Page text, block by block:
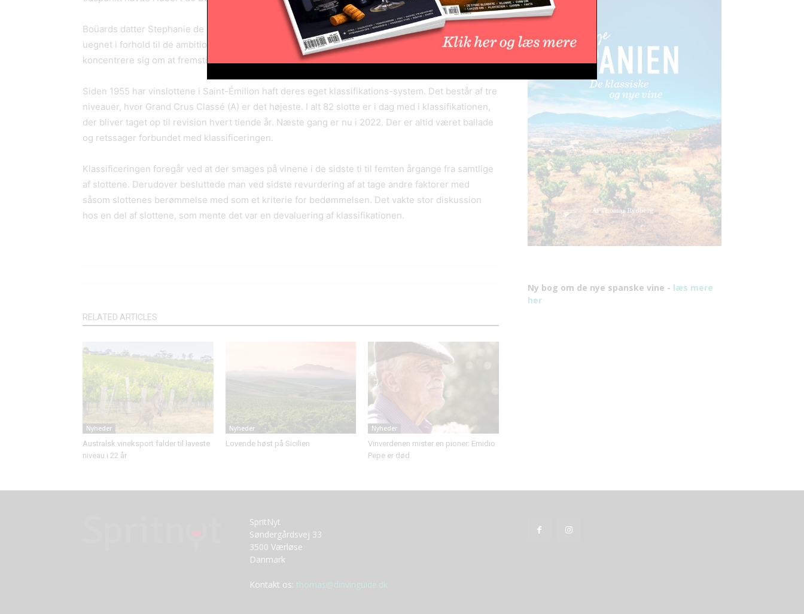
Boüards datter Stephanie de Boüard-Rivoal har været ude og sige, at det nuværende system er
uegnet i forhold til de ambitioner man har for slottet fremover og at man nu i stedet vil
koncentrere sig om at fremstille store gode vine har hun fortalt til mediet L’Express Style de Vie.
Siden 1955 har vinslottene i Saint-Émilion haft deres eget klassifikations-system. Det består af tre
niveauer, hvor Grand Crus Classé (A) er det højeste. I alt 82 slotte er i dag med i klassifikationen,
der bliver taget op til revision hvert tiende år. Næste gang er nu i 2022. Der er altid været ballade
og retssager forbundet med klassificeringen.
Klassificeringen foregår ved at der smages på vinene i de sidste ti til femten årgange fra samtlige
af slottene. Derudover besluttede man ved sidste revurdering af at tage andre faktorer med
såsom slottenes berømmelse med som et kriterie for bedømmelsen. Det vakte stor diskussion
hos en del af slottene, som mente det var en devaluering af klassifikationen.
RELATED ARTICLES
Nyheder
Australsk vineksport falder til laveste
niveau i 22 år
Nyheder
Lovende høst på Sicilien
Nyheder
Vinverdenen mister en pioner: Emidio
Pepe er død
Ny bog om de nye spanske vine - læs mere
her
SpritNyt
Søndergårdsvej 33
3500 Værløse
Danmark
Kontakt os: